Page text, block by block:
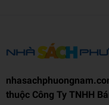
con người rất khác nhau.
thuộc Công Ty TNHH